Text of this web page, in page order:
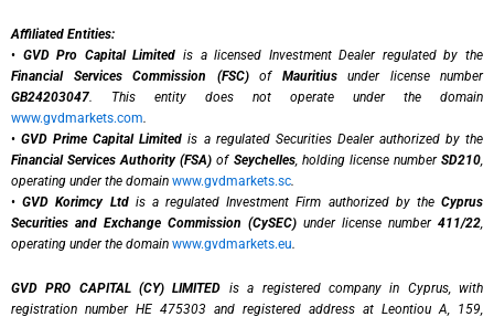
Affiliated Entities:
• GVD Pro Capital Limited is a licensed Investment Dealer regulated by the
Financial Services Commission (FSC)of Mauritiusunder license number
GB24203047. This entity does not operate under the domain
www.gvdmarkets.com.
•GVD Prime Capital Limited is a regulated Securities Dealer authorized by the
Financial Services Authority (FSA) of Seychelles, holding license numberSD210,
operating under the domain www.gvdmarkets.sc.
•GVD Korimcy Ltdis a regulated Investment Firm authorized by theCyprus
Securities and Exchange Commission (CySEC) under license number 411/22,
operating under the domain www.gvdmarkets.eu.
GVD PRO CAPITAL (CY) LIMITED is a registered company in Cyprus, with
registration number HE 475303 and registered address at Leontiou A, 159,